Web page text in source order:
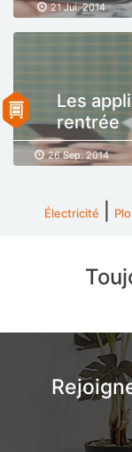
21 Jui. 2014
Les
rentrée
26 Sep. 2014
Électricité